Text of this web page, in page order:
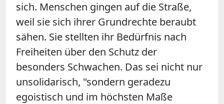
sich. Menschen gingen auf die Straße,
weil sie sich ihrer Grundrechte beraubt
sähen. Sie stellten ihr Bedürfnis nach
Freiheiten über den Schutz der
besonders Schwachen. Das sei nicht nur
unsolidarisch, "sondern geradezu
egoistisch und im höchsten Maße